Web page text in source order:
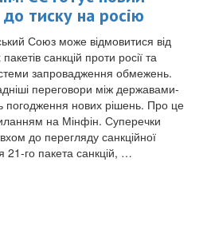
до тиску на росію
Союз може відмовитися від
санкцій проти росії та
запровадження обмежень.
переговори між державами-
погодження нових рішень. Про це
на Мінфін. Суперечки
до перегляду санкційної
21-го пакета санкцій, …